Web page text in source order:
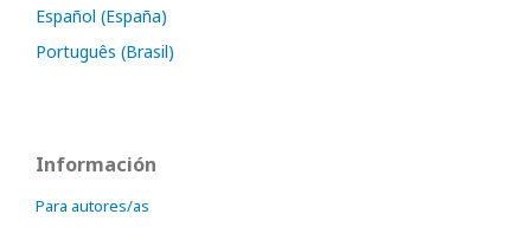
Español (España)
Português (Brasil)
Información
Para autores/as